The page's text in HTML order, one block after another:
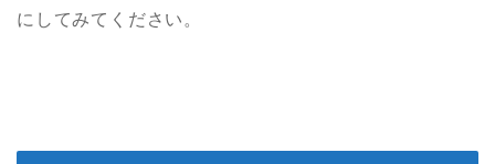
にしてみてください。